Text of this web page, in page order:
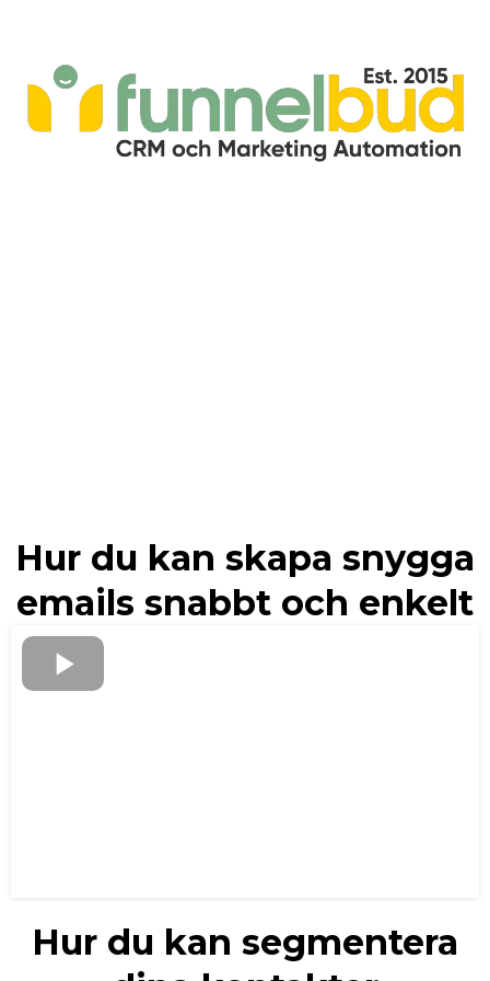
Hur du kan skapa snygga
emails snabbt och enkelt
Hur du kan segmentera